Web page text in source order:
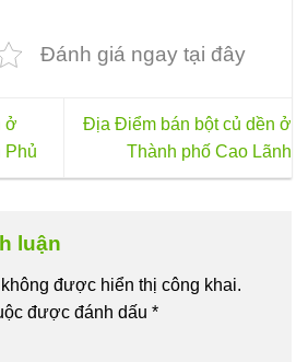
Đánh giá ngay tại đây
ở
Phủ
Địa Điểm bán bột củ dền ở
Thành phố Cao Lãnh
luận
được hiển thị công khai.
được đánh dấu *